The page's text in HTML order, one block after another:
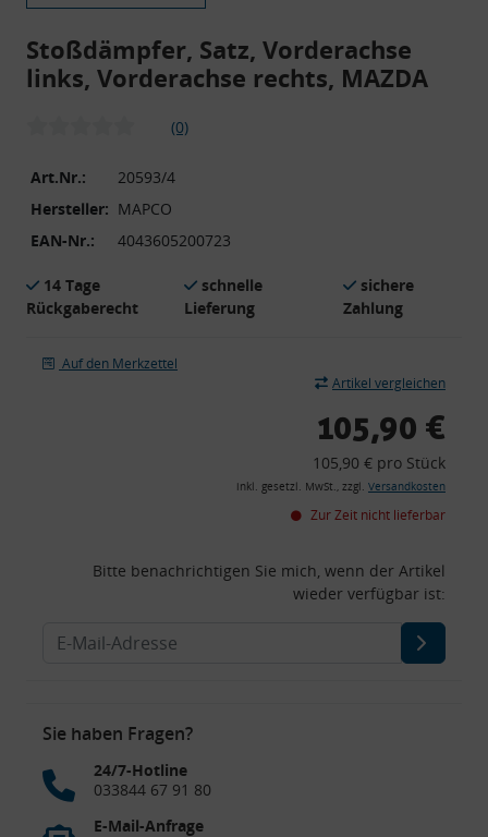
Stoßdämpfer, Satz, Vorderachse
links, Vorderachse rechts, MAZDA
(0)
Art.Nr.:
20593/4
Hersteller: MAPCO
EAN-Nr.:
4043605200723
14 Tage
Rückgaberecht
schnelle
Lieferung
sichere
Zahlung
Auf den Merkzettel
Artikel vergleichen
105,90 €
105,90 € pro Stück
inkl. gesetzl. MwSt., zzgl. Versandkosten
Zur Zeit nicht lieferbar
Bitte benachrichtigen Sie mich, wenn der Artikel
wieder verfügbar ist:
Sie haben Fragen?
24/7-Hotline
033844 67 91 80
E-Mail-Anfrage